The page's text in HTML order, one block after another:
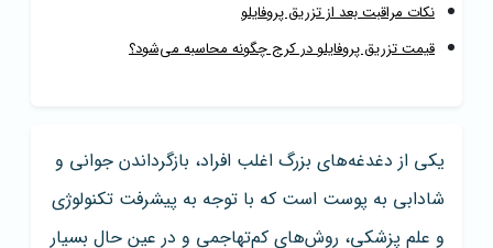
نکات مراقبت بعد از تزریق پروفایلو
قیمت تزریق پروفایلو در کرج چگونه محاسبه می‌شود؟
یکی از دغدغه‌های بزرگ اغلب افراد، بازگرداندن جوانی و
شادابی به پوست است که با توجه به پیشرفت تکنولوژی
و علم پزشکی، روش‌های کم‌تهاجمی و در عین حال بسیار